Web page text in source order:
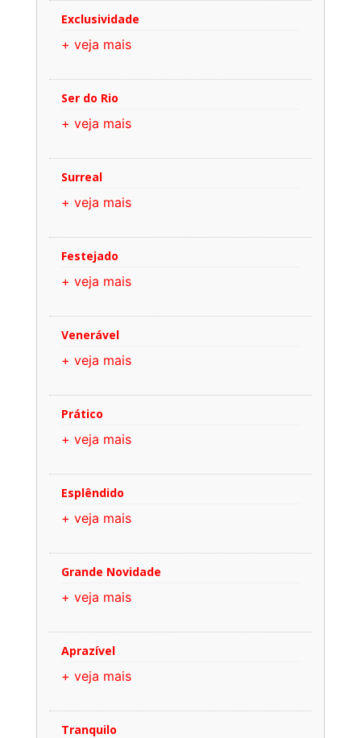
Exclusividade
+ veja mais
Ser do Rio
+ veja mais
Surreal
+ veja mais
Festejado
+ veja mais
Venerável
+ veja mais
Prático
+ veja mais
Esplêndido
+ veja mais
Grande Novidade
+ veja mais
Aprazível
+ veja mais
Tranquilo